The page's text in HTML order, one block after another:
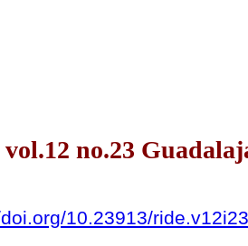
no.23
10.23913/